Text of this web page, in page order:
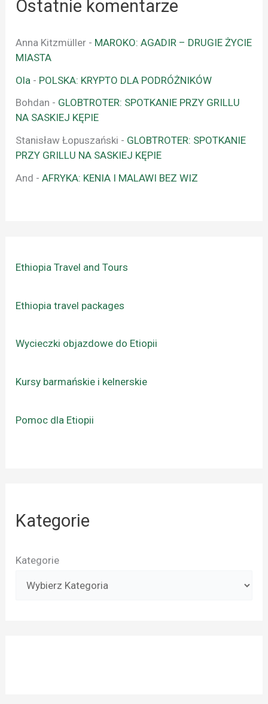
Ostatnie komentarze
Anna Kitzmüller - MAROKO: AGADIR – DRUGIE ŻYCIE
MIASTA
Ola - POLSKA: KRYPTO DLA PODRÓŻNIKÓW
Bohdan - GLOBTROTER: SPOTKANIE PRZY GRILLU
NA SASKIEJ KĘPIE
Stanisław Łopuszański - GLOBTROTER: SPOTKANIE
PRZY GRILLU NA SASKIEJ KĘPIE
And -AFRYKA: KENIA I MALAWI BEZ WIZ
Ethiopia Travel and Tours
Ethiopia travel packages
Wycieczki objazdowe do Etiopii
Kursy barmańskie i kelnerskie
Pomoc dla Etiopii
Kategorie
Kategorie